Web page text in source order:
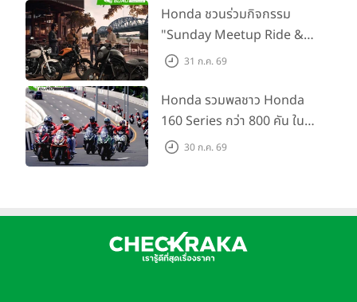
สนาม 2
Honda ชวนร่วมกิจกรรม
"Sunday Meetup Ride &
Soul" จิบกาแฟ พูดคุย แลก
กัน 16 ส.ค. นี้
31 ก.ค. 69
Honda รวมพลชาว Honda
160 Series กว่า 800 คัน ใน
งาน “THE ONE-SIXTI-ER ตัว
30 ก.ค. 69